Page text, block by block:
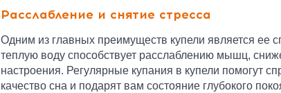
Расслабление и снятие стресса
Одним из главных преимуществ купели является ее
теплую воду способствует расслаблению мышц,
настроения. Регулярные купания в купели помогут
качество сна и подарят вам состояние глубокого